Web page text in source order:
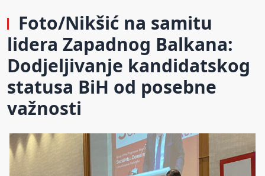
Foto/Nikšić na samitu
lidera Zapadnog Balkana:
Dodjeljivanje kandidatskog
statusa BiH od posebne
važnosti